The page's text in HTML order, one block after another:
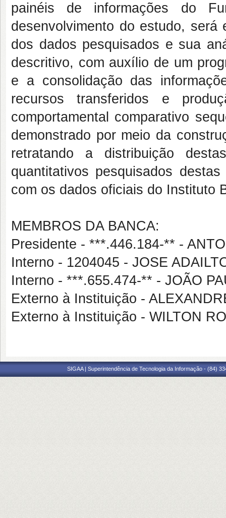
painéis de informações do
desenvolvimento do estudo,
dos dados pesquisados e sua
descritivo, com auxílio de um
e a consolidação das
recursos transferidos e
comportamental comparativo
demonstrado por meio da
retratando a distribuição
quantitativos pesquisados
com os dados oficiais do Instituto
MEMBROS DA BANCA:
Presidente - ***.446.184-** -
Interno - 1204045 - JOSE
Interno - ***.655.474-** - JOÃO
Externo à Instituição -
Externo à Instituição - WILTON
SIGAA | Superintendência de Tecnologia da Informação - (84)